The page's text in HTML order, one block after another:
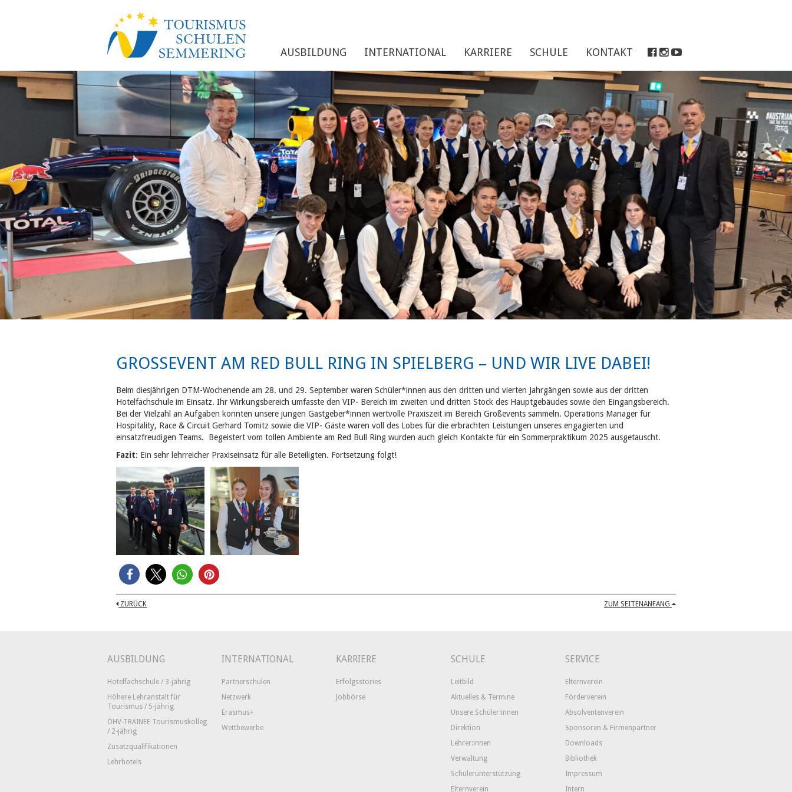
AUSBILDUNG INTERNATIONAL KARRIERE SCHULE KONTAKT
GROSSEVENT AM RED BULL RING IN SPIELBERG – UND WIR LIVE DABEI!
Beim diesjährigen DTM-Wochenende am 28. und 29. September waren Schüler*innen aus den dritten und vierten Jahrgängen sowie aus der dritten
Hotelfachschule im Einsatz. Ihr Wirkungsbereich umfasste den VIP- Bereich im zweiten und dritten Stock des Hauptgebäudes sowie den Eingangsbereich.
Bei der Vielzahl an Aufgaben konnten unsere jungen Gastgeber*innen wertvolle Praxiszeit im Bereich Großevents sammeln. Operations Manager für
Hospitality, Race & Circuit Gerhard Tomitz sowie die VIP- Gäste waren voll des Lobes für die erbrachten Leistungen unseres engagierten und
einsatzfreudigen Teams. Begeistert vom tollen Ambiente am Red Bull Ring wurden auch gleich Kontakte für ein Sommerpraktikum 2025 ausgetauscht.
Fazit: Ein sehr lehrreicher Praxiseinsatz für alle Beteiligten. Fortsetzung folgt!
ZURÜCK ZUM SEITENANFANG
AUSBILDUNG
Hotelfachschule / 3-jährig
Höhere Lehranstalt für
Tourismus / 5-jährig
ÖHV-TRAINEE Tourismuskolleg
/ 2-jährig
Zusatzqualifikationen
Lehrhotels
INTERNATIONAL
Partnerschulen
Netzwerk
Erasmus+
Wettbewerbe
KARRIERE
Erfolgsstories
Jobbörse
SCHULE
Leitbild
Aktuelles & Termine
Unsere Schüler:innen
Direktion
Lehrer:innen
Verwaltung
Schülerunterstützung
Elternverein
SERVICE
Elternverein
Förderverein
Absolventenverein
Sponsoren & Firmenpartner
Downloads
Bibliothek
Impressum
Intern